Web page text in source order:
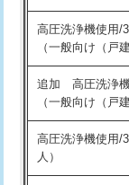
給水管工事※（
給水管工事※（
給水管工事※（
め込み）)
給水管工事※（
業)
高圧洗浄機使用/
（一般向け（戸
追加 高圧洗浄機
（一般向け（戸
高圧洗浄機使用/
人）